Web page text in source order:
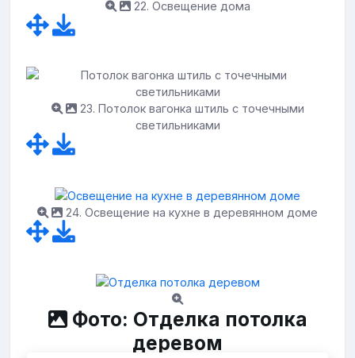
22. Освещение дома
23. Потолок вагонка штиль с точечными
светильниками
24. Освещение на кухне в деревянном доме
Фото: Отделка потолка
деревом